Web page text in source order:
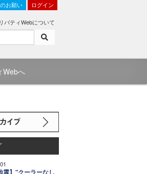
お願い ログイン
バティWebについて
Webへ
震】"クーラーなし